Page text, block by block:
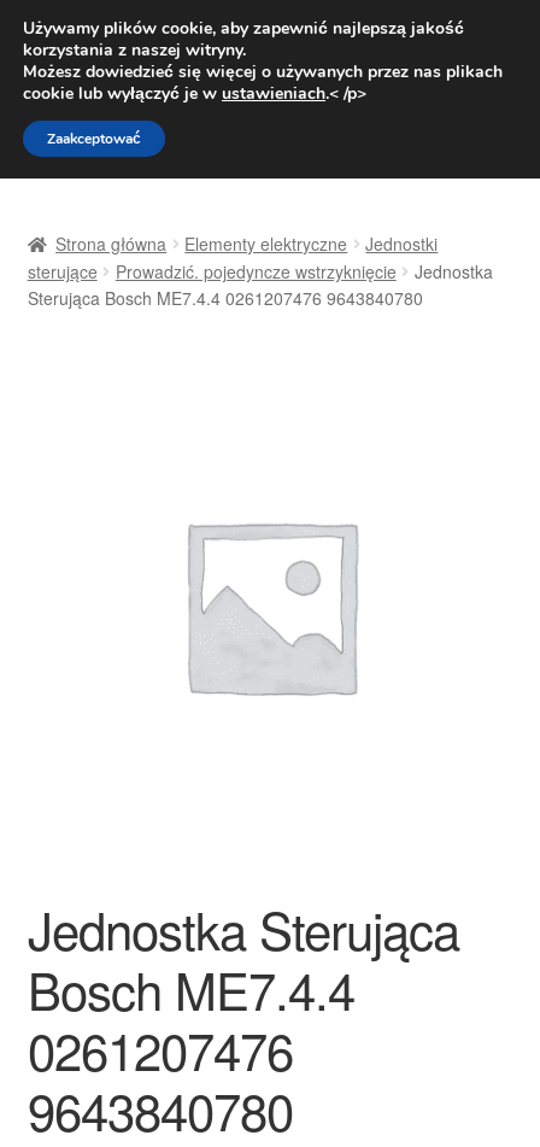
DOSTAWA od 31 zł
Pn.-pt. 9:00-16:00800 003 167
Przejdź
do
nawigacji
Przejdź
do
treści
Dostawa
Strona główna Elementy elektryczne
Jednostki
sterujące
Prowadzić. pojedyncze wstrzyknięcie
Jednostka
Sterująca Bosch ME7.4.4 0261207476 9643840780
Jednostka Sterująca
Bosch ME7.4.4
0261207476
9643840780
Używamy plików cookie, aby zapewnić najlepszą jakość
korzystania z naszej witryny.
Możesz dowiedzieć się więcej o używanych przez nas plikach
cookie lub wyłączyć je w ustawieniach.< /p>
Zaakceptować